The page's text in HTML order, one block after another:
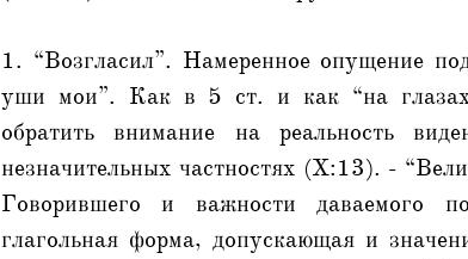
1. “Возгласил”. Намеренное опущение
уши мои”. Как в 5 ст. и как “на
обратить внимание на реальность
незначительных частностях (X:13). -
Говорившего и важности даваемого
глагольная форма, допускающая и